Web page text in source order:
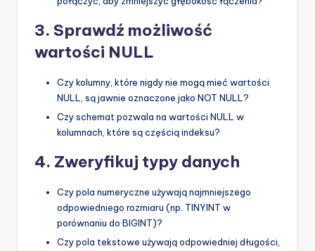
3. Sprawdź możliwość
wartości NULL
Czy kolumny, które nigdy nie mogą mieć wartości
NULL, są jawnie oznaczone jako NOT NULL?
Czy schemat pozwala na wartości NULL w
kolumnach, które są częścią indeksu?
4. Zweryfikuj typy danych
Czy pola numeryczne używają najmniejszego
odpowiedniego rozmiaru (np. TINYINT w
porównaniu do BIGINT)?
Czy pola tekstowe używają odpowiedniej długości,